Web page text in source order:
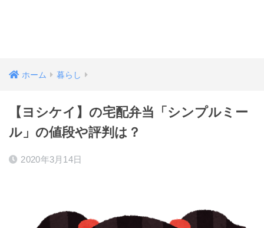
ホーム 暮らし
【ヨシケイ】の宅配弁当「シンプルミー
ル」の値段や評判は？
2020年3月14日